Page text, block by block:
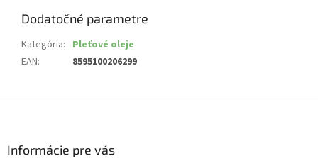
Dodatočné parametre
Kategória: Pleťové oleje
EAN: 8595100206299
Informácie pre vás